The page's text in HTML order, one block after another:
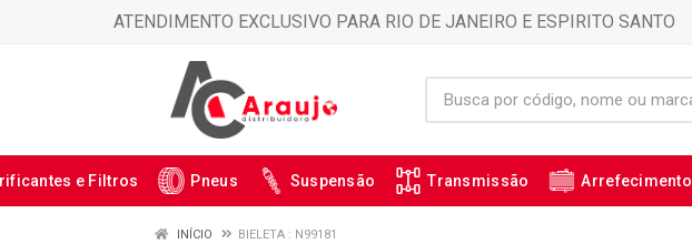
ATENDIMENTO EXCLUSIVO PARA RIO DE JANEIRO E ESPIRITO SANTO
e Filtros Pneus Suspensão Transmissão Arrefecimento
INÍCIO BIELETA : N99181